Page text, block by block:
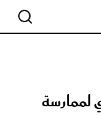
لممارسة